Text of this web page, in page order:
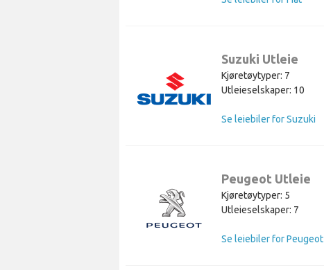
Suzuki Utleie
Kjøretøytyper: 7
Utleieselskaper: 10
Se leiebiler for Suzuki
Peugeot Utleie
Kjøretøytyper: 5
Utleieselskaper: 7
Se leiebiler for Peugeot